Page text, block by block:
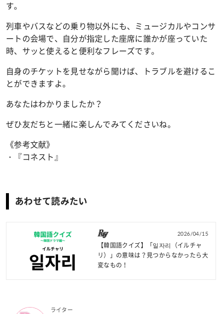
す。
列車やバスなどの乗り物以外にも、ミュージカルやコンサ
ートの会場で、自分が指定した座席に誰かが座っていた
時、サッと使えると便利なフレーズです。
自身のチケットを見せながら聞けば、トラブルを避けるこ
とができますよ。
あなたはわかりましたか？
ぜひ友だちと一緒に楽しんでみてくださいね。
《参考文献》
・『コネスト』
あわせて読みたい
2026/04/15
【韓国語クイズ】「일자리（イルチャ
リ）」の意味は？見つからなかったら大
変なもの！
ライター